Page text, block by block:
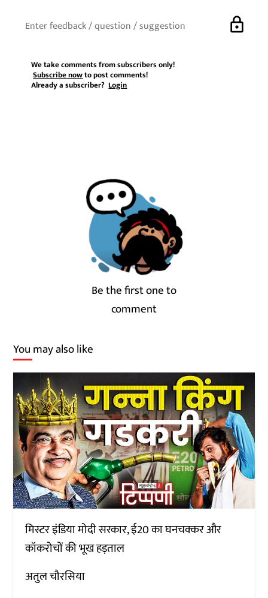
lock
We take comments from subscribers only!
Subscribe nowto post comments!
Already a subscriber?Login
Be the first one to
comment
You may also like
मिस्टर इंडिया मोदी सरकार, ई20 का घनचक्कर और
कॉकरोचों की भूख हड़ताल
अतुल चौरसिया